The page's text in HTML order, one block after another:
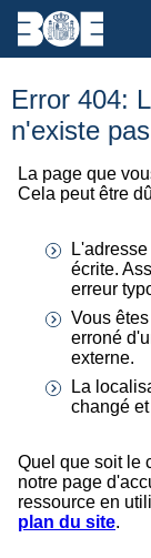
Error 404:
n'existe pas
La page que
Cela peut être
écrite.
erreur
Vous
erroné
externe.
La
changé
Quel que soit le
notre page
ressource en
plan du site.